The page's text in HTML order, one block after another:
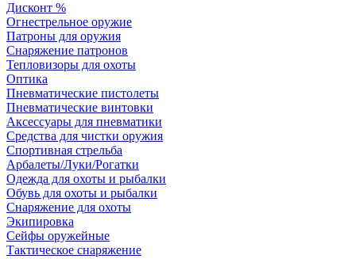
Дисконт %
Огнестрельное оружие
Патроны для оружия
Снаряжение патронов
Тепловизоры для охоты
Оптика
Пневматические пистолеты
Пневматические винтовки
Аксессуары для пневматики
Средства для чистки оружия
Спортивная стрельба
Арбалеты/Луки/Рогатки
Одежда для охоты и рыбалки
Обувь для охоты и рыбалки
Снаряжение для охоты
Экипировка
Сейфы оружейные
Тактическое снаряжение